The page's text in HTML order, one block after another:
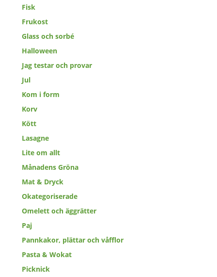
Fisk
Frukost
Glass och sorbé
Halloween
Jag testar och provar
Jul
Kom i form
Korv
Kött
Lasagne
Lite om allt
Månadens Gröna
Mat & Dryck
Okategoriserade
Omelett och äggrätter
Paj
Pannkakor, plättar och våfflor
Pasta & Wokat
Picknick